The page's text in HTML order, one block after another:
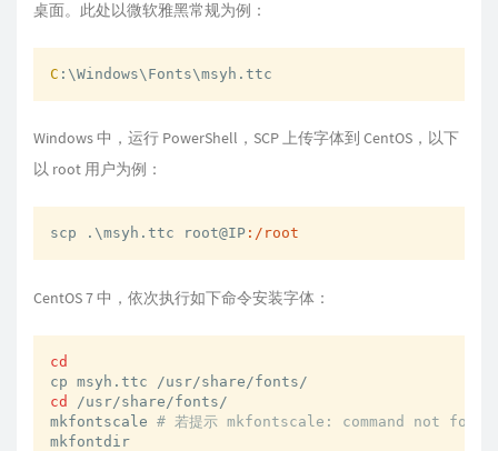
桌面。此处以微软雅黑常规为例：
C :\Windows\Fonts\msyh.ttc
Windows 中，运行 PowerShell，SCP 上传字体到 CentOS，以下
以 root 用户为例：
scp .\msyh.ttc root@IP :/root
CentOS 7 中，依次执行如下命令安装字体：
cd
cd
/usr/share/fonts/
mkfontscale # 若提示 mkfontscale: command not